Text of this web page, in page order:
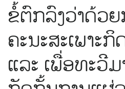
ຂໍ້ຕົກລົງວ່າດ້ວຍ
ຄະນະສະເພາະ
ແລະ ເພື່ອທະວີ